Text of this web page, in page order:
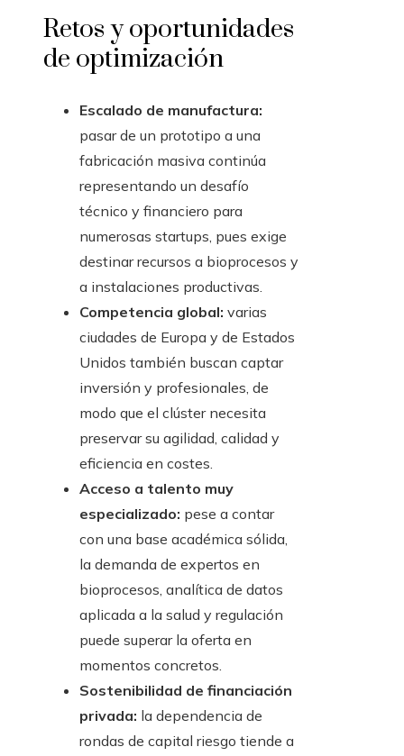
Retos y oportunidades
de optimización
Escalado de manufactura:
pasar de un prototipo a una
fabricación masiva continúa
representando un desafío
técnico y financiero para
numerosas startups, pues exige
destinar recursos a bioprocesos y
a instalaciones productivas.
Competencia global: varias
ciudades de Europa y de Estados
Unidos también buscan captar
inversión y profesionales, de
modo que el clúster necesita
preservar su agilidad, calidad y
eficiencia en costes.
Acceso a talento muy
especializado: pese a contar
con una base académica sólida,
la demanda de expertos en
bioprocesos, analítica de datos
aplicada a la salud y regulación
puede superar la oferta en
momentos concretos.
Sostenibilidad de financiación
privada: la dependencia de
rondas de capital riesgo tiende a